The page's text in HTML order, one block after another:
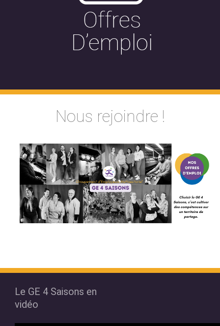
Nous rejoindre !
Le GE 4 Saisons en
vidéo